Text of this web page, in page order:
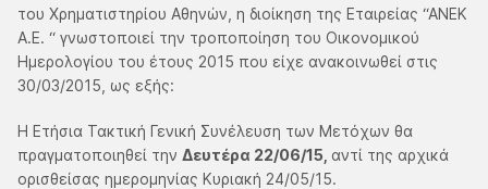
του Χρηματιστηρίου Αθηνών, η διοίκηση της Εταιρείας “ΑΝΕΚ
Α.Ε. “ γνωστοποιεί την τροποποίηση του Οικονομικού
Ημερολογίου του έτους 2015 που είχε ανακοινωθεί στις
30/03/2015, ως εξής:
Η Ετήσια Τακτική Γενική Συνέλευση των Μετόχων θα
πραγματοποιηθεί την Δευτέρα 22/06/15, αντί της αρχικά
ορισθείσας ημερομηνίας Κυριακή 24/05/15.